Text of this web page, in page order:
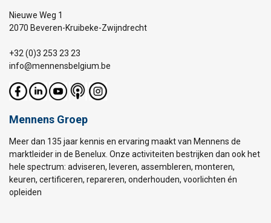
Nieuwe Weg 1
2070 Beveren-Kruibeke-Zwijndrecht
+32 (0)3 253 23 23
info@mennensbelgium.be
Mennens Groep
Meer dan 135 jaar kennis en ervaring maakt van Mennens de
marktleider in de Benelux. Onze activiteiten bestrijken dan ook het
hele spectrum: adviseren, leveren, assembleren, monteren,
keuren, certificeren, repareren, onderhouden, voorlichten én
opleiden